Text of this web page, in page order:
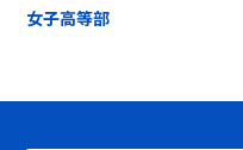
女子高等部